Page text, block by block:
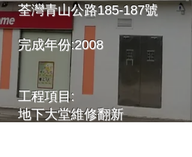
荃灣青山公路185-187號
完成年份:2008
​工程項目:
​地下大堂維修翻新